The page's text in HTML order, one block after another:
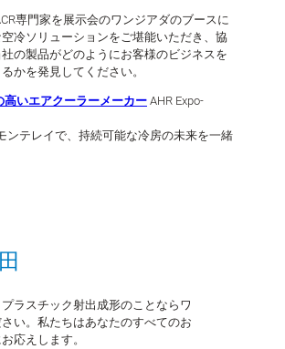
専門家を展示会のワンジアダのブースに
冷ソリューションをご堪能いただき、協
の製品がどのようにお客様のビジネスを
かを発見してください。
高いエアクーラーメーカーAHR Expo-
ンテレイで、持続可能な冷房の未来を一緒
ラスチック射出成形のことならワ
い。私たちはあなたのすべてのお
応えします。